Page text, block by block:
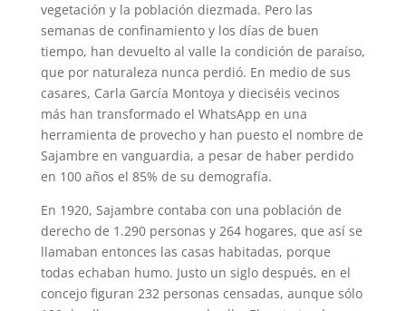
vegetación y la población diezmada. Pero las
semanas de confinamiento y los días de buen
tiempo, han devuelto al valle la condición de paraíso,
que por naturaleza nunca perdió. En medio de sus
casares, Carla García Montoya y dieciséis vecinos
más han transformado el WhatsApp en una
herramienta de provecho y han puesto el nombre de
Sajambre en vanguardia, a pesar de haber perdido
en 100 años el 85% de su demografía.
En 1920, Sajambre contaba con una población de
derecho de 1.290 personas y 264 hogares, que así se
llamaban entonces las casas habitadas, porque
todas echaban humo. Justo un siglo después, en el
concejo figuran 232 personas censadas, aunque sólo